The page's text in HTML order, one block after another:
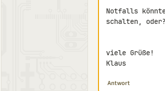
Notfalls
schalten, oder?
viele Grüße!
Klaus
Antwort